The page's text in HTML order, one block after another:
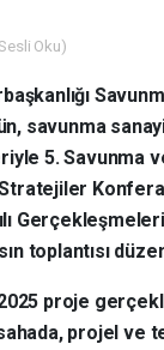
Oku)
savunma
5. Savunma
Gerçekleşmeleri
toplantısı
proje
projel ve